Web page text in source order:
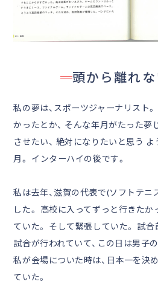
頭から離れ
私の夢は、スポーツジャーナリスト
かったとか、 そんな年月がたった夢
させたい、 絶対になりたいと思う
月。 インターハイの後です。
私は去年、滋賀の代表で(ソフトテ
した。 高校に入ってずっと行きたか
ていた。 そして緊張していた。 試
試合が行われていて、この日は男子
私が会場についた時は、日本一を決
ていた。